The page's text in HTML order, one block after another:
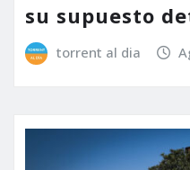
su supuesto
torrent al dia